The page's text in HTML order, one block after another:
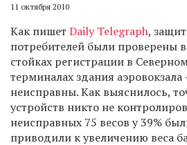
11 октября 2010
Как пишет Daily Telegraph,
потребителей были проверены
стойках регистрации в
терминалах здания аэровокзала
неисправны. Как выяснилось,
устройств никто не
неисправных 75 весов у 39%
приводили к увеличению веса